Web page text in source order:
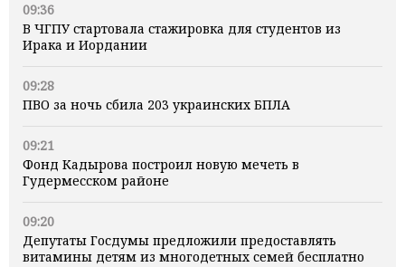
09:36
В ЧГПУ стартовала стажировка для студентов из
Ирака и Иордании
09:28
ПВО за ночь сбила 203 украинских БПЛА
09:21
Фонд Кадырова построил новую мечеть в
Гудермесском районе
09:20
Депутаты Госдумы предложили предоставлять
витамины детям из многодетных семей бесплатно